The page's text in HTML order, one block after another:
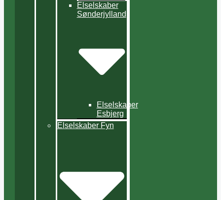
Elselskaber
Sønderjylland
Elselskaber
Esbjerg
Elselskaber Fyn